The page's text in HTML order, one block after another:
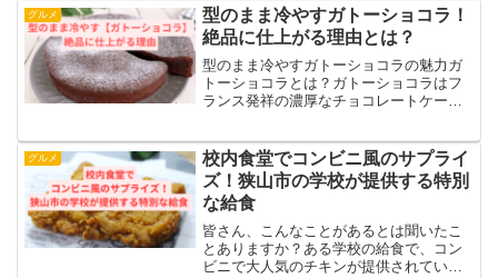
ヒーとホットケーキは相性抜群の組み合
わせですが、コメダ珈琲店...
グルメ
型のまま冷やすガトーショコラ！
絶品に仕上がる理由とは？
型のまま冷やすガトーショコラの魅力ガ
トーショコラとは？ガトーショコラはフ
ランス発祥の濃厚なチョコレートケーキ
す。濃厚でありながら、くちどけの良さ
が絶妙に調和し、子どもから...
グルメ
校内食堂でコンビニ風のサプライ
ズ！狭山市の学校が提供する特別
な給食
皆さん、こんなことがあるとは聞いたこ
とありますか？ある学校の給食で、コン
ビニで大人気のチキンが提供されている